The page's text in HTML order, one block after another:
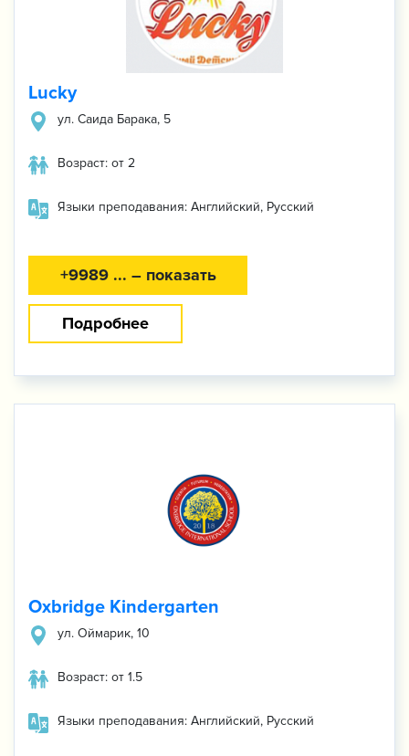
Lucky
ул. Саида Барака, 5
Возраст: от 2
Языки преподавания: Английский, Русский
+9989 ... – показать
Подробнее
Oxbridge Kindergarten
ул. Оймарик, 10
Возраст: от 1.5
Языки преподавания: Английский, Русский